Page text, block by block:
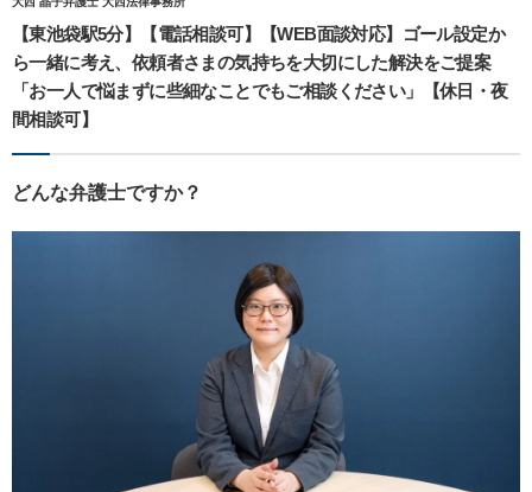
【東池袋駅5分】【電話相談可】【WEB面談対応】ゴール設定か
ら一緒に考え、依頼者さまの気持ちを大切にした解決をご提案
「お一人で悩まずに些細なことでもご相談ください」【休日・夜
間相談可】
どんな弁護士ですか？